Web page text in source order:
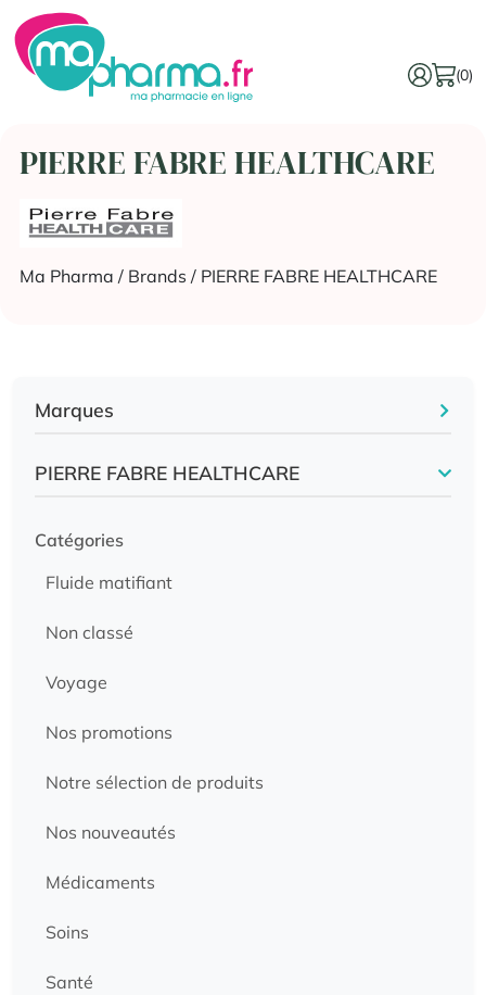
(0)
PIERRE FABRE HEALTHCARE
Ma Pharma / Brands / PIERRE FABRE HEALTHCARE
Marques
PIERRE FABRE HEALTHCARE
Catégories
Fluide matifiant
Non classé
Voyage
Nos promotions
Notre sélection de produits
Nos nouveautés
Médicaments
Soins
Santé